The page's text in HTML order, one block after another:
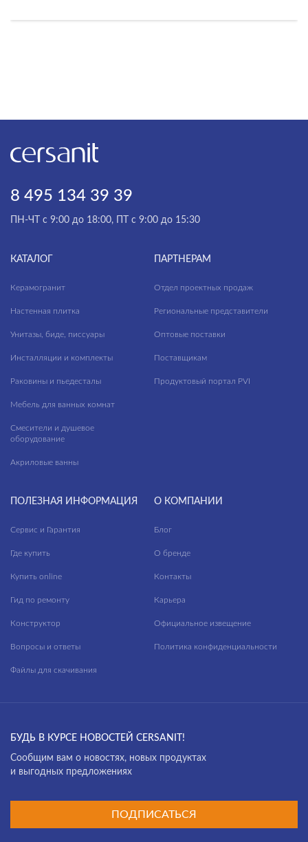
8 495 134 39 39
ПН-ЧТ с 9:00 до 18:00, ПТ с 9:00 до 15:30
КАТАЛОГ
Керамогранит
Настенная плитка
Унитазы, биде, писсуары
Инсталляции и комплекты
Раковины и пьедесталы
Мебель для ванных комнат
Смесители и душевое
оборудование
Акриловые ванны
ПАРТНЕРАМ
Отдел проектных продаж
Региональные представители
Оптовые поставки
Поставщикам
Продуктовый портал PVI
ПОЛЕЗНАЯ ИНФОРМАЦИЯ
Сервис и Гарантия
Где купить
Купить online
Гид по ремонту
Конструктор
Вопросы и ответы
Файлы для скачивания
О КОМПАНИИ
Блог
О бренде
Контакты
Карьера
Официальное извещение
Политика конфиденциальности
БУДЬ В КУРСЕ НОВОСТЕЙ CERSANIT!
Cообщим вам о новостях, новых продуктах
и выгодных предложениях
ПОДПИСАТЬСЯ